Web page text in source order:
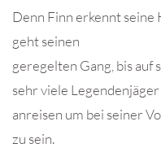
Denn Finn erkennt
geht seinen
geregelten Gang, bis auf
sehr viele Legendenjäger
anreisen um bei seiner
zu sein.